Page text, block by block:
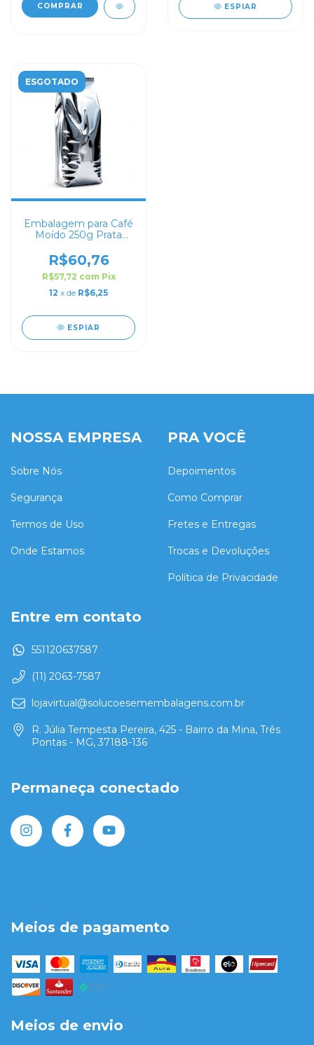
COMPRAR ESPIAR
ESGOTADO
Embalagem para Café
Moído 250g Prata
R$60,76
R$57,72 com Pix
12 x de R$6,25
ESPIAR
NOSSA EMPRESA
Sobre Nós
Segurança
Termos de Uso
Onde Estamos
PRA VOCÊ
Depoimentos
Como Comprar
Fretes e Entregas
Trocas e Devoluções
Política de Privacidade
Entre em contato
551120637587
(11) 2063-7587
lojavirtual@solucoesemembalagens.com.br
R. Júlia Tempesta Pereira, 425 - Bairro da Mina, Três
Pontas - MG, 37188-136
Permaneça conectado
Meios de pagamento
Meios de envio